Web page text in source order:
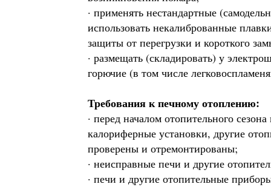
· применять нестандартные
использовать некалиброванные
защиты от перегрузки и короткого
· размещать (складировать) у
горючие (в том числе
Требования к печному отоплению:
· перед началом отопительного
калориферные установки, другие
проверены и отремонтированы;
· неисправные печи и другие
· печи и другие отопительные